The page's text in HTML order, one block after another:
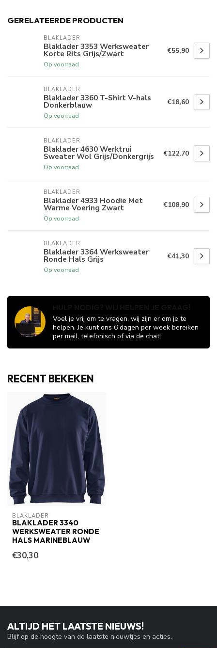
GERELATEERDE PRODUCTEN
BLAKLADER
Blaklader 3353 Werksweater
Korte Rits Grijs/Zwart
Op voorraad
€55,90
BLAKLADER
Blaklader 3360 T-Shirt V-hals
Donkerblauw
Op voorraad
€18,60
BLAKLADER
Blaklader 4630 Werktrui
Sweater Wol Grijs/Donkergrijs
Op voorraad
€122,70
BLAKLADER
Blaklader 4933 Hoodie Met
Warme Voering Zwart
Op voorraad
€108,90
BLAKLADER
Blaklader 3364 Werksweater
Ronde Hals Grijs
Op voorraad
€41,30
Voel je vrij om te vragen, wij zijn er om je te
helpen. Je kunt ons 6 dagen per week bereiken
per mail, telefonisch of via de chat!
RECENT BEKEKEN
BLAKLADER
BLAKLADER 3340
WERKSWEATER RONDE
HALS MARINEBLAUW
€30,30
ALTIJD HET LAATSTE NIEUWS!
Blijf op de hoogte van de laatste nieuwtjes en acties.